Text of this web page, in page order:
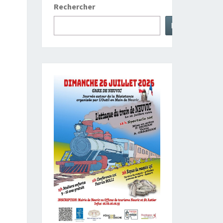
Rechercher
Rechercher